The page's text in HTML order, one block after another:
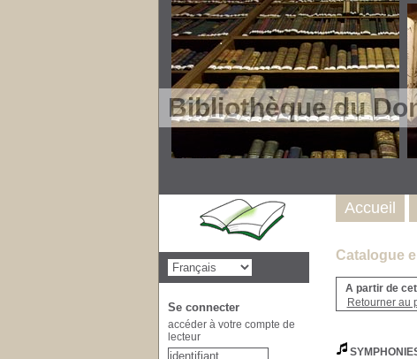
Bibliothèque du
Catalogue
A partir de
Retourner au
Accueil
Se connecter
accéder à votre compte de
lecteur